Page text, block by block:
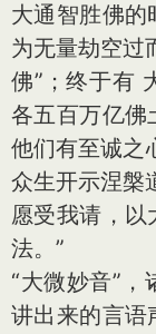
大通智胜佛的
为无量劫空过
佛”；终于有
各五百万亿佛
他们有至诚之
众生开示涅槃
愿受我请，以
法。”
“大微妙音”
讲出来的言语